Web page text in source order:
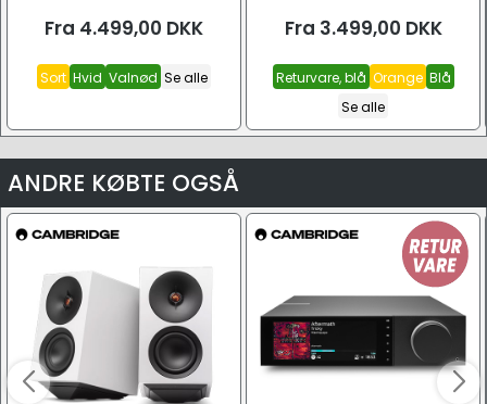
Fra 4.499,00 DKK
Sort Hvid Valnød Se alle
Fra 3.499,00 DKK
Returvare, blå Orange Blå
Se alle
ANDRE KØBTE OGSÅ